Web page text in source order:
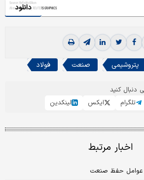
دانلود
پتروشیمی صنعت فولاد
دنبال کنید
تلگرام ایکس لینکدین
اخبار مرتبط
عوامل حفظ صنعت